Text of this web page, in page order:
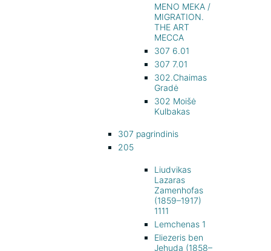
MENO MEKA /
MIGRATION.
THE ART
MECCA
307 6.01
307 7.01
302.Chaimas
Gradė
302 Moišė
Kulbakas
307 pagrindinis
205
Liudvikas
Lazaras
Zamenhofas
(1859–1917)
1111
Lemchenas 1
Eliezeris ben
Jehuda (1858–